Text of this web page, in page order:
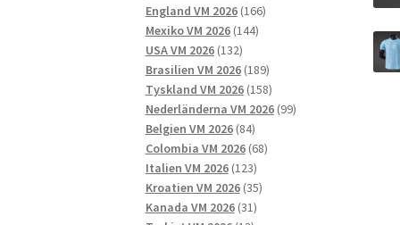
England VM 2026 166166
Mexiko VM 2026 144144
USA VM 2026 132132
produkter
Brasilien VM 2026 189189
produkter
Tyskland VM 2026 158158
produkter
Nederländerna VM 2026 9999
Belgien VM 2026 8484
produkter
Colombia VM 2026 6868
Italien VM 2026 123123
produkter
Kroatien VM 2026 3535
Kanada VM 2026 3131